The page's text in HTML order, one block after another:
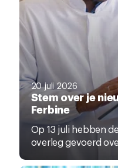
20 juli 2026
Stem over je
Ferbine
Op 13 juli hebben
overleg gevoerd